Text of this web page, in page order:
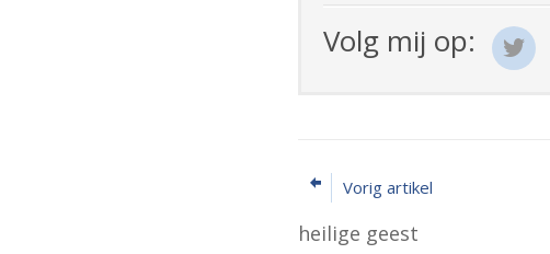
Volg mij op:
Vorig artikel
heilige geest